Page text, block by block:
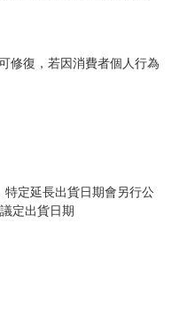
修復，若因消費者個人行為
特定延長出貨日期會另行公
定出貨日期